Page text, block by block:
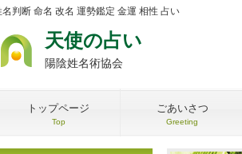
名判断 命名 改名 運勢鑑定 金運 相性 占い
天使の占い
陽陰姓名術協会
トップページ
Top
ごあいさつ
Greeting